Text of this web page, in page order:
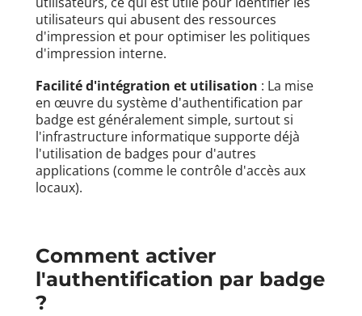
utilisateurs qui abusent des ressources
d'impression et pour optimiser les politiques
d'impression interne.
Facilité d'intégration et utilisation : La mise
en œuvre du système d'authentification par
badge est généralement simple, surtout si
l'infrastructure informatique supporte déjà
l'utilisation de badges pour d'autres
applications (comme le contrôle d'accès aux
locaux).
Comment activer
l'authentification par badge
?